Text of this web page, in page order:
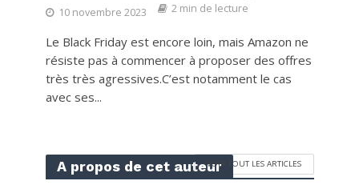
10 novembre 2023 2 min de lecture
Le Black Friday est encore loin, mais Amazon ne
résiste pas à commencer à proposer des offres
très très agressives.C’est notamment le cas
avec ses...
A propos de cet auteurVOIR TOUT LES ARTICLES